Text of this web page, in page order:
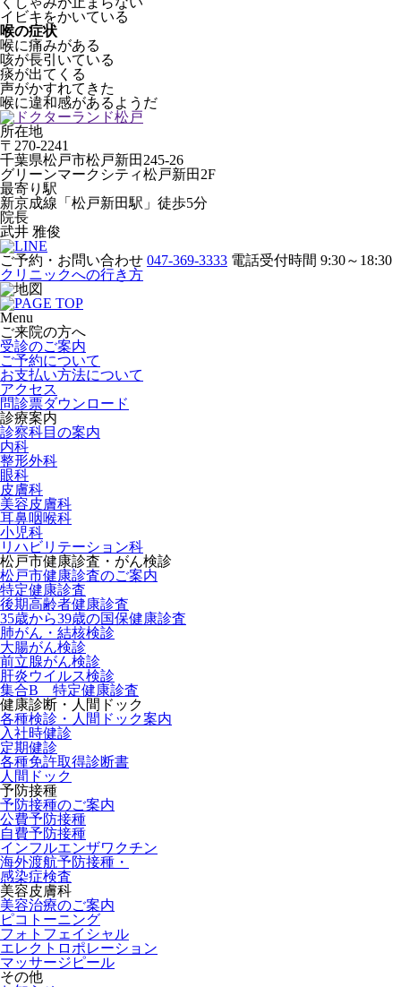
イビキをかいている
喉の症状
喉に痛みがある
咳が長引いている
痰が出てくる
声がかすれてきた
喉に違和感があるようだ
所在地
〒270-2241
千葉県松戸市松戸新田245-26
グリーンマークシティ松戸新田2F
最寄り駅
新京成線「松戸新田駅」徒歩5分
院長
武井 雅俊
ご予約・お問い合わせ 047-369-3333 電話受付時間 9:30～18:30
クリニックへの行き方
Menu
ご来院の方へ
受診のご案内
ご予約について
お支払い方法について
アクセス
問診票ダウンロード
診療案内
診察科目の案内
内科
整形外科
眼科
皮膚科
美容皮膚科
耳鼻咽喉科
小児科
リハビリテーション科
松戸市健康診査・がん検診
松戸市健康診査のご案内
特定健康診査
後期高齢者健康診査
35歳から39歳の国保健康診査
肺がん・結核検診
大腸がん検診
前立腺がん検診
肝炎ウイルス検診
集合B 特定健康診査
健康診断・人間ドック
各種検診・人間ドック案内
入社時健診
定期健診
各種免許取得診断書
人間ドック
予防接種
予防接種のご案内
公費予防接種
自費予防接種
インフルエンザワクチン
海外渡航予防接種・
感染症検査
美容皮膚科
美容治療のご案内
ピコトーニング
フォトフェイシャル
エレクトロポレーション
マッサージピール
その他